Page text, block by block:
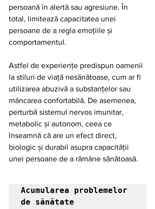
persoană în alertă sau agresiune. În
total, limitează capacitatea unei
persoane de a regla emoțiile și
comportamentul.
Astfel de experiențe predispun oamenii
la stiluri de viață nesănătoase, cum ar fi
utilizarea abuzivă a substanțelor sau
mâncarea confortabilă. De asemenea,
perturbă sistemul nervos imunitar,
metabolic și autonom, ceea ce
înseamnă că are un efect direct,
biologic și durabil asupra capacității
unei persoane de a rămâne sănătoasă.
Acumularea problemelor
de sănătate